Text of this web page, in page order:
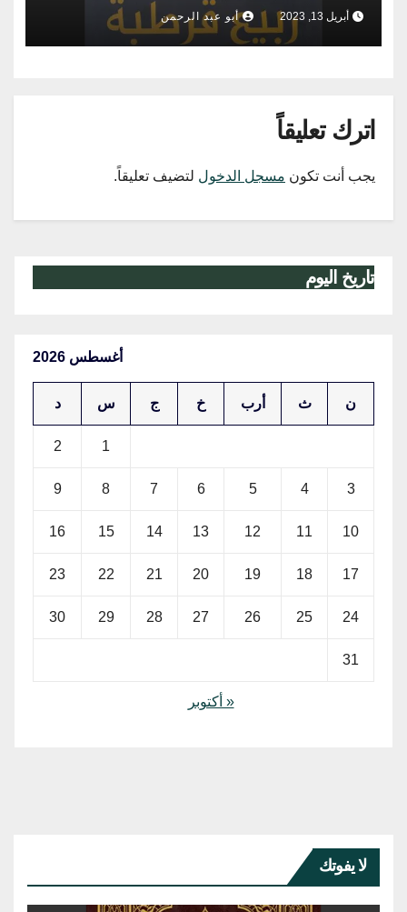
أبريل 13, 2023 أبو عبد الرحمن
اترك تعليقاً
يجب أنت تكون مسجل الدخول لتضيف تعليقاً.
تاريخ اليوم
أغسطس 2026
ن ث أرب خ ج س د
1
2
3
4
5
6
7
8
9
10
11
12
13
14
15
16
17
18
19
20
21
22
23
24
25
26
27
28
29
30
31
« أكتوبر
لا يفوتك